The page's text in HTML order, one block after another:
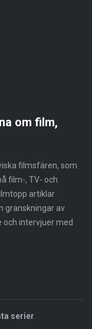
om film,
filmsfären, som
film-, TV- och
artiklar
granskningar av
och intervjuer med
serier